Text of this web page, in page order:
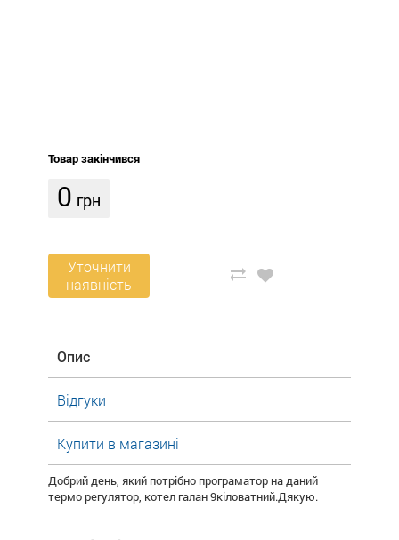
Товар закінчився
0 грн
Уточнити
наявність
Опис
Відгуки
Купити в магазині
Добрий день, який потрібно програматор на даний
термо регулятор, котел галан 9кіловатний.Дякую.